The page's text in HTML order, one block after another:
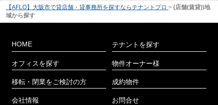
【AFLO】大阪市で貸店舗・貸事務所を探すならテナントプロ > (店舗(賃貸))地
域から探す
HOME
オフィスを探す
移転・閉業をご検討の方
会社情報
テナントを探す
物件オーナー様
成約物件
お問合せ